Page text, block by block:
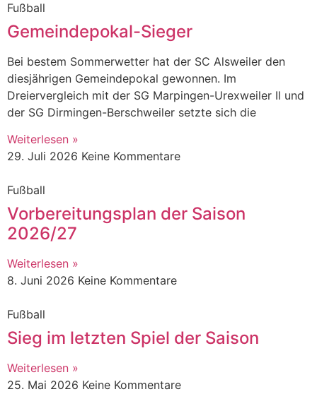
Fußball
Gemeindepokal-Sieger
Bei bestem Sommerwetter hat der SC Alsweiler den
diesjährigen Gemeindepokal gewonnen. Im
Dreiervergleich mit der SG Marpingen-Urexweiler Il und
der SG Dirmingen-Berschweiler setzte sich die
Weiterlesen »
29. Juli 2026 Keine Kommentare
Fußball
Vorbereitungsplan der Saison
2026/27
Weiterlesen »
8. Juni 2026 Keine Kommentare
Fußball
Sieg im letzten Spiel der Saison
Weiterlesen »
25. Mai 2026 Keine Kommentare